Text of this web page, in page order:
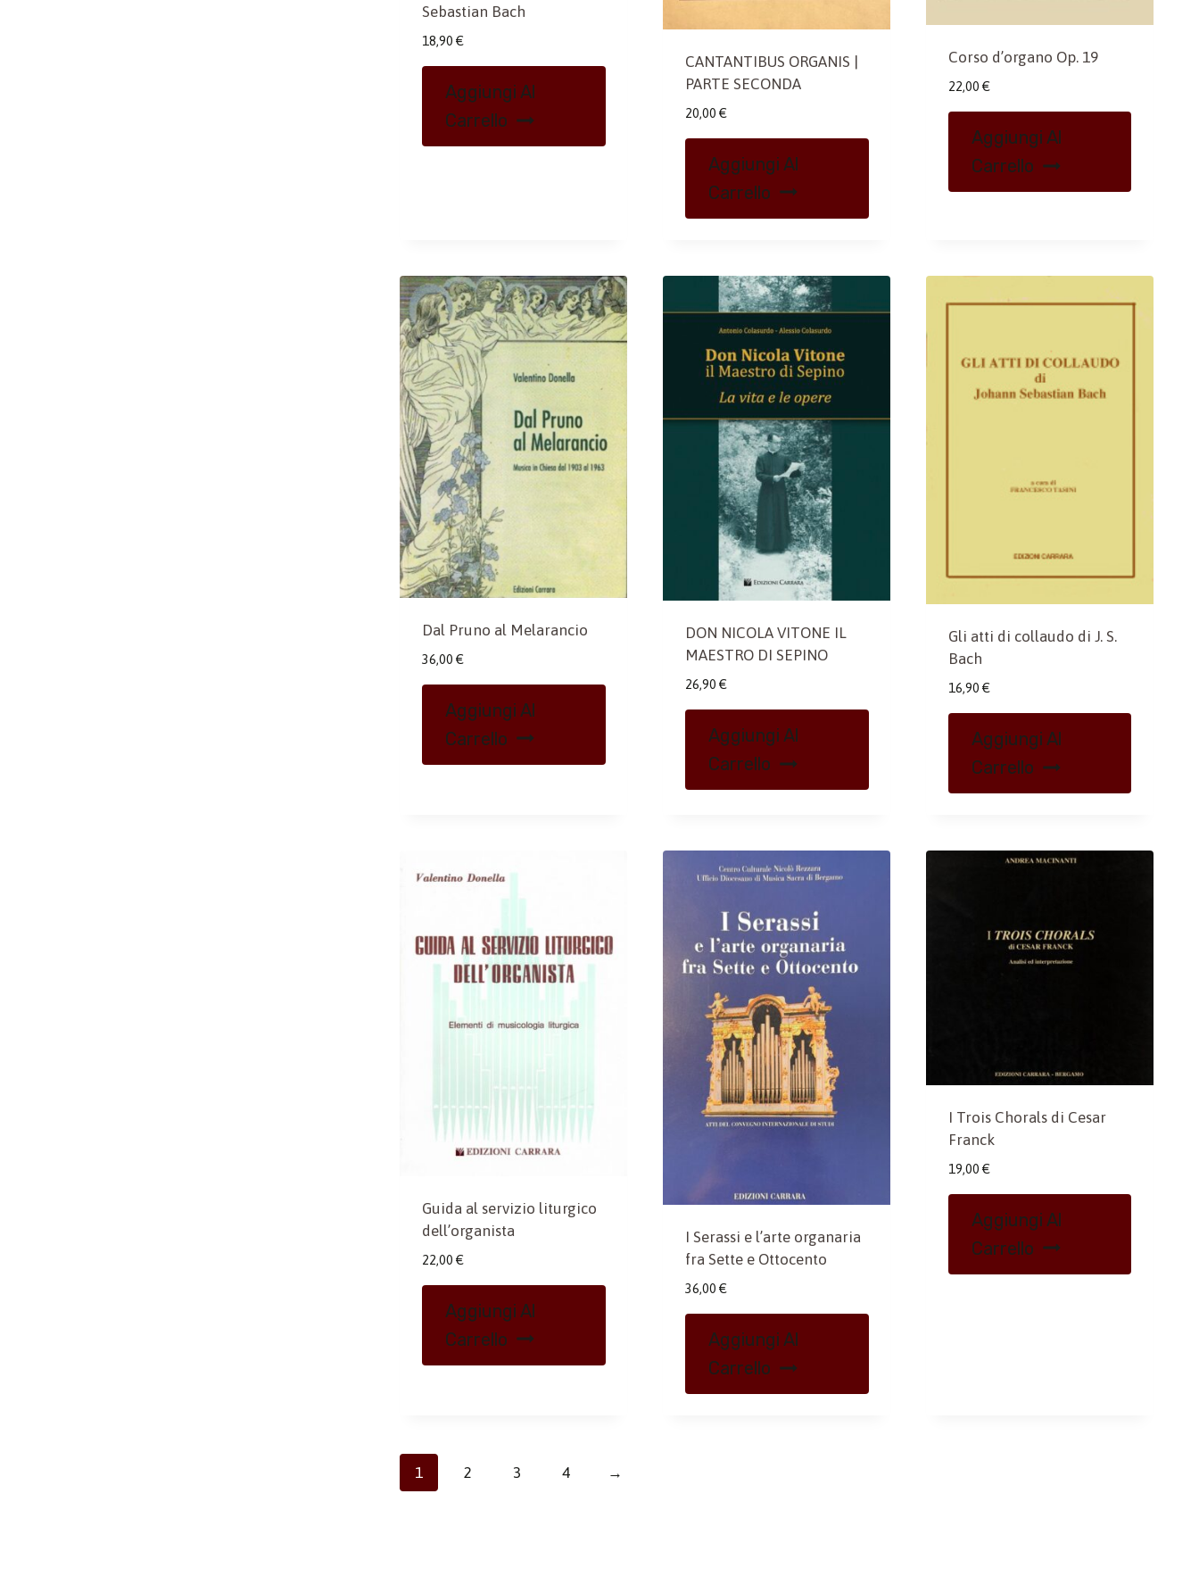
Sebastian Bach
18,90 €
Aggiungi Al
Carrello
CANTANTIBUS ORGANIS |
PARTE SECONDA
20,00 €
Aggiungi Al
Carrello
Corso d’organo Op. 19
22,00 €
Aggiungi Al
Carrello
Dal Pruno al Melarancio
36,00 €
Aggiungi Al
Carrello
DON NICOLA VITONE IL
MAESTRO DI SEPINO
26,90 €
Aggiungi Al
Carrello
Gli atti di collaudo di J. S.
Bach
16,90 €
Aggiungi Al
Carrello
Guida al servizio liturgico
dell’organista
22,00 €
Aggiungi Al
Carrello
I Serassi e l’arte organaria
fra Sette e Ottocento
36,00 €
Aggiungi Al
Carrello
I Trois Chorals di Cesar
Franck
19,00 €
Aggiungi Al
Carrello
1 2 3 4 →